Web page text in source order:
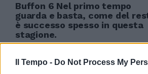
Il Tempo - Do Not Process My
Buffon 6 Nel primo tempo
guarda e basta, come del
è successo spesso in questa
stagione.